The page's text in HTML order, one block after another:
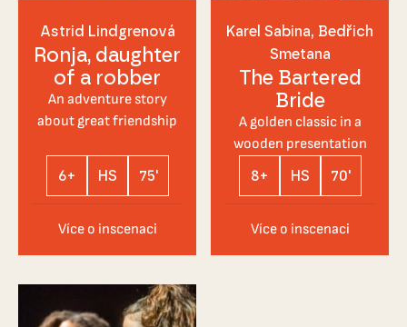
Astrid Lindgrenová
Ronja, daughter
of a robber
An adventure story
about great friendship
6+ HS 75'
Více o inscenaci
Karel Sabina Bedřich
Smetana
The Bartered
Bride
A golden classic in a
wooden presentation
8+
HS 70'
Více o inscenaci